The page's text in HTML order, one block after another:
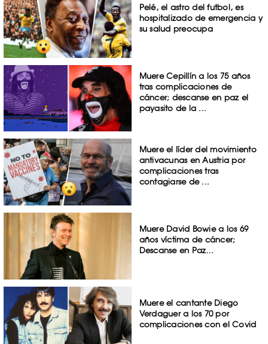
Pelé, el astro del futbol, es
hospitalizado de emergencia y
su salud preocupa
Muere Cepillín a los 75 años
tras complicaciones de
cáncer; descanse en paz el
payasito de la ...
Muere el líder del movimiento
antivacunas en Austria por
complicaciones tras
contagiarse de ...
Muere David Bowie a los 69
años víctima de cáncer;
Descanse en Paz…
Muere el cantante Diego
Verdaguer a los 70 por
complicaciones con el Covid